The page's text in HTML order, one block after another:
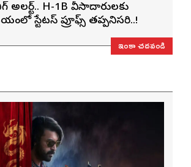
అలర్ట్.. H-1B వీసాదారులకు
స్టేటస్ ప్రూఫ్స్ తప్పనిసరి..!
ఇంకా చదవండి